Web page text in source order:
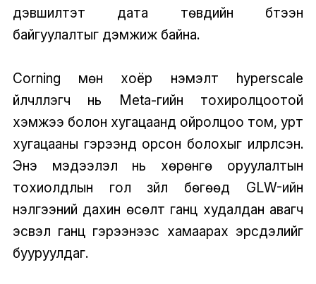
дэвшилтэт дата төвүүдийн бүтээн
байгуулалтыг дэмжиж байна.
Corning мөн хоёр нэмэлт hyperscale
үйлчлүүлэгч нь Meta-гийн тохиролцоотой
хэмжээ болон хугацаанд ойролцоо том, урт
хугацааны гэрээнд орсон болохыг илрүүлсэн.
Энэ мэдээлэл нь хөрөнгө оруулалтын
тохиолдлын гол зүйл бөгөөд GLW-ийн
үнэлгээний дахин өсөлт ганц худалдан авагч
эсвэл ганц гэрээнээс хамаарах эрсдэлийг
бууруулдаг.